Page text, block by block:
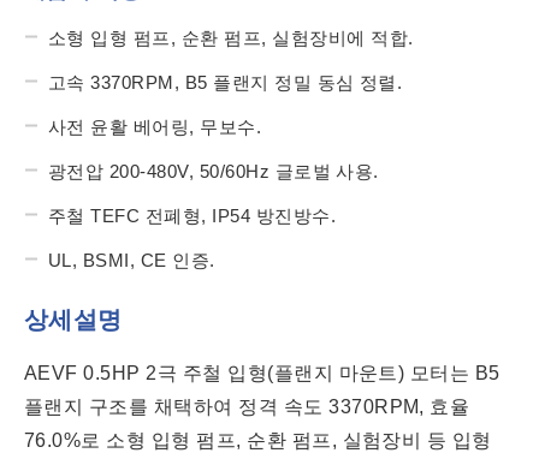
소형 입형 펌프, 순환 펌프, 실험장비에 적합.
고속 3370RPM, B5 플랜지 정밀 동심 정렬.
사전 윤활 베어링, 무보수.
광전압 200-480V, 50/60Hz 글로벌 사용.
주철 TEFC 전폐형, IP54 방진방수.
UL, BSMI, CE 인증.
상세설명
AEVF 0.5HP 2극 주철 입형(플랜지 마운트) 모터는 B5
플랜지 구조를 채택하여 정격 속도 3370RPM, 효율
76.0%로 소형 입형 펌프, 순환 펌프, 실험장비 등 입형